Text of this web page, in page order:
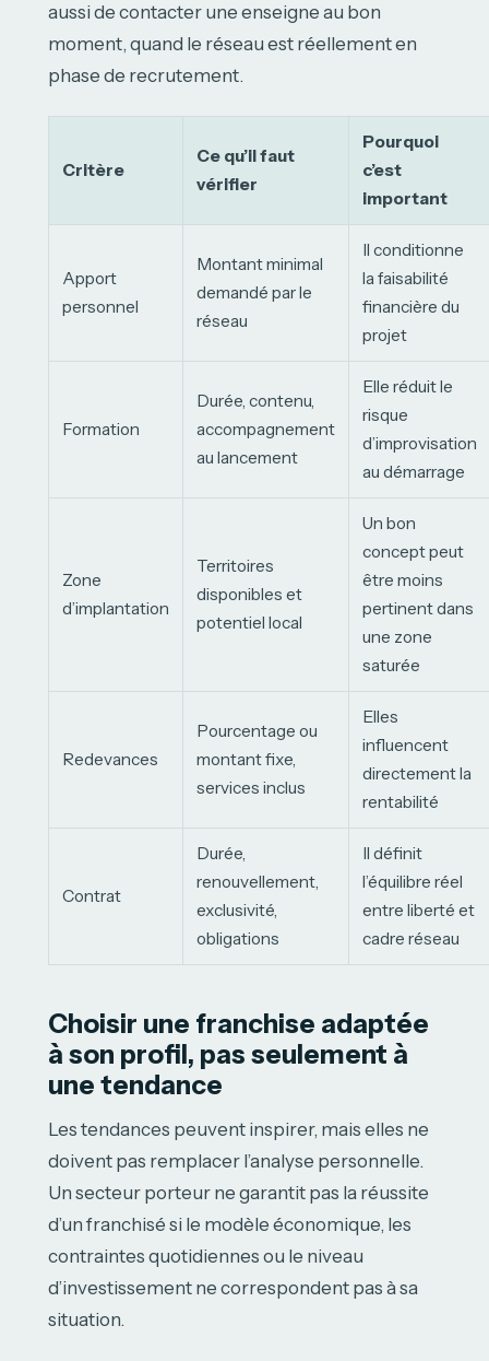
aussi de contacter une enseigne au bon
moment, quand le réseau est réellement en
phase de recrutement.
Critère
Ce qu’il faut
vérifier
Pourquoi
c’est
important
Apport
personnel
Montant minimal
demandé par le
réseau
Il conditionne
la faisabilité
financière du
projet
Formation
Durée, contenu,
accompagnement
au lancement
Elle réduit le
risque
d’improvisation
au démarrage
Zone
d’implantation
Territoires
disponibles et
potentiel local
Un bon
concept peut
être moins
pertinent dans
une zone
saturée
Redevances
Pourcentage ou
montant fixe,
services inclus
Elles
influencent
directement la
rentabilité
Contrat
Durée,
renouvellement,
exclusivité,
obligations
Il définit
l’équilibre réel
entre liberté et
cadre réseau
Choisir une franchise adaptée
à son profil, pas seulement à
une tendance
Les tendances peuvent inspirer, mais elles ne
doivent pas remplacer l’analyse personnelle.
Un secteur porteur ne garantit pas la réussite
d’un franchisé si le modèle économique, les
contraintes quotidiennes ou le niveau
d’investissement ne correspondent pas à sa
situation.